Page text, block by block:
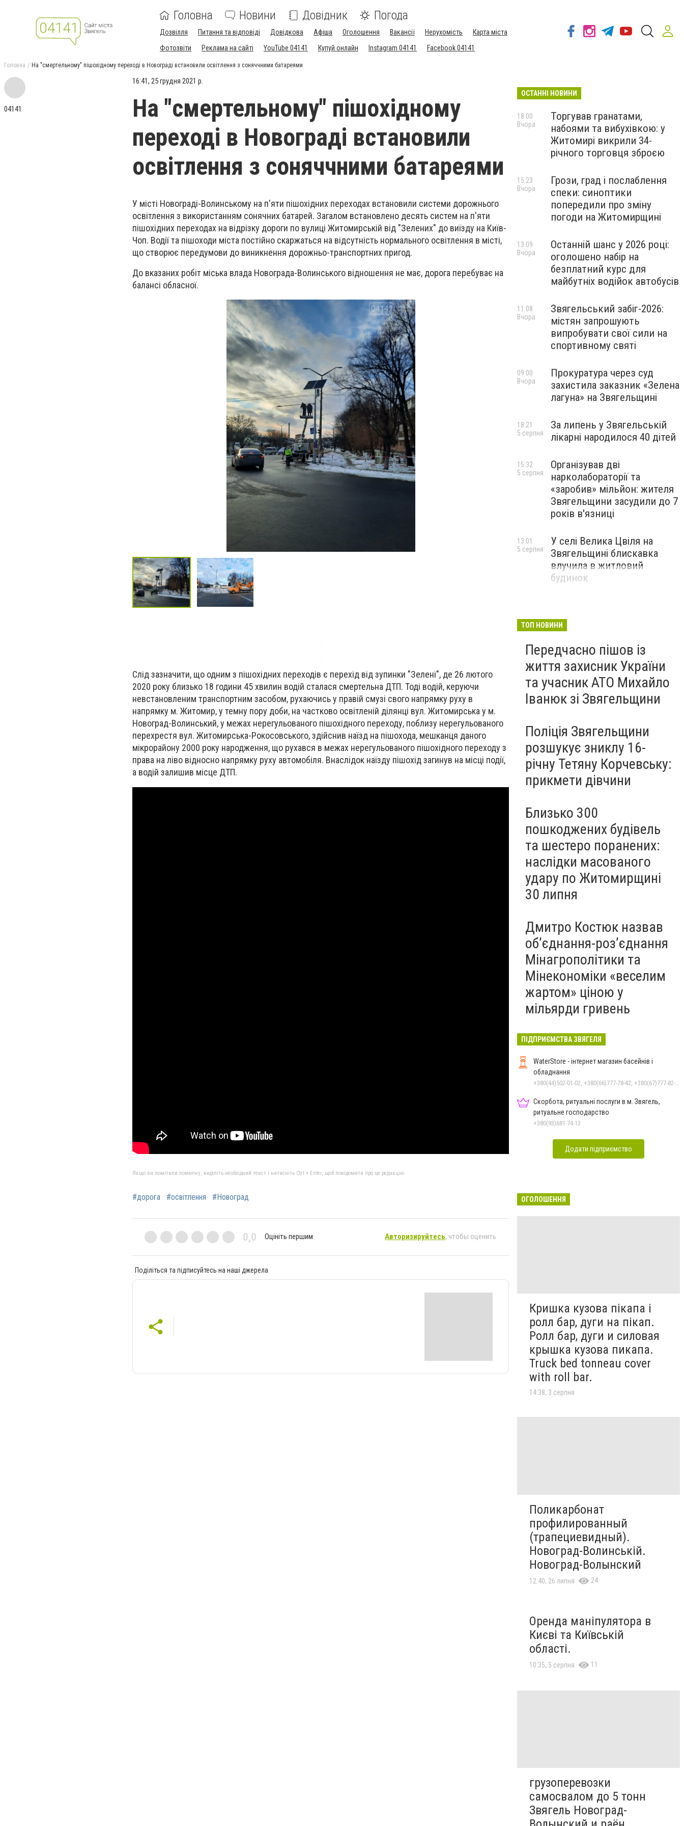
Головна Новини Довідник Погода
Дозвілля Питання та відповіді Довідкова Афіша Оголошення Вакансії Нерухомість
Карта міста
Фотозвіти
Реклама на сайті YouTube 04141 Купуй онлайн Instagram 04141 Facebook 04141
Головна На "смертельному" пішохідному переході в Новограді встановили освітлення з соняччними батареями
04141
16:41, 25 грудня 2021 р.
На "смертельному" пішохідному
переході в Новограді встановили
освітлення з соняччними батареями
У місті Новограді-Волинському на п'яти пішохідних переходах встановили системи дорожнього
освітлення з використанням сонячних батарей. Загалом встановлено десять систем на п'яти
пішохідних переходах на відрізку дороги по вулиці Житомирській від "Зелених" до виїзду на Київ-
Чоп. Водії та пішоходи міста постійно скаржаться на відсутність нормального освітлення в місті,
що створює передумови до виникнення дорожньо-транспортних пригод.
До вказаних робіт міська влада Новограда-Волинського відношення не має, дорога перебуває на
балансі обласної.
Слід зазначити, що одним з пішохідних переходів є перехід від зупинки "Зелені", де 26 лютого
2020 року близько 18 години 45 хвилин водій сталася смертельна ДТП. Тоді водій, керуючи
невстановленим транспортним засобом, рухаючись у правій смузі свого напрямку руху в
напрямку м. Житомир, у темну пору доби, на частково освітленій ділянці вул. Житомирська у м.
Новоград-Волинський, у межах нерегульованого пішохідного переходу, поблизу нерегульованого
перехрестя вул. Житомирська-Рокосовського, здійснив наїзд на пішохода, мешканця даного
мікрорайону 2000 року народження, що рухався в межах нерегульованого пішохідного переходу з
права на ліво відносно напрямку руху автомобіля. Внаслідок наїзду пішохід загинув на місці події,
а водій залишив місце ДТП.
Якщо ви помітили помилку, виділіть необхідний текст і натисніть Ctrl + Enter, щоб повідомити про це редакцію
#дорога #освітлення #Новоград
0,0 Оцініть першим Авторизируйтесь, чтобы оценить
Поділіться та підписуйтесь на наші джерела
ОСТАННІ НОВИНИ
Торгував гранатами,
набоями та вибухівкою: у
Житомирі викрили 34-
річного торговця зброєю
18:00
Вчора
Грози, град і послаблення
спеки: синоптики
попередили про зміну
погоди на Житомирщині
15:23
Вчора
Останній шанс у 2026 році:
оголошено набір на
безплатний курс для
майбутніх водійок автобусів
13:09
Вчора
Звягельський забіг-2026:
містян запрошують
випробувати свої сили на
спортивному святі
11:08
Вчора
Прокуратура через суд
захистила заказник «Зелена
лагуна» на Звягельщині
09:00
Вчора
За липень у Звягельській
лікарні народилося 40 дітей
18:21
5 серпня
Організував дві
нарколабораторії та
«заробив» мільйон: жителя
Звягельщини засудили до 7
років в'язниці
15:32
5 серпня
У селі Велика Цвіля на
Звягельщині блискавка
влучила в житловий
будинок
13:01
5 серпня
ТОП НОВИНИ
Передчасно пішов із
життя захисник України
та учасник АТО Михайло
Іванюк зі Звягельщини
Поліція Звягельщини
розшукує зниклу 16-
річну Тетяну Корчевську:
прикмети дівчини
Близько 300
пошкоджених будівель
та шестеро поранених:
наслідки масованого
удару по Житомирщині
30 липня
Дмитро Костюк назвав
об’єднання-роз’єднання
Мінагрополітики та
Мінекономіки «веселим
жартом» ціною у
мільярди гривень
ПІДПРИЄМСТВА ЗВЯГЕЛЯ
WaterStore - інтернет магазин басейнів і
обладнання
+380(44)502-01-02, +380(66)777-78-42, +380(67)777-82-19, +380(67)890-80-80, +380(73)890-80-80, +380(44)502-01-03
Скорбота, ритуальні послуги в м. Звягель,
ритуальне господарство
+380(93)681-74-13
Додати підприємство
ОГОЛОШЕННЯ
Кришка кузова пікапа і
ролл бар, дуги на пікап.
Ролл бар, дуги и силовая
крышка кузова пикапа.
Truck bed tonneau cover
with roll bar.
14:38, 3 серпня
Поликарбонат
профилированный
(трапециевидный).
Новоград-Волинській.
Новоград-Волынский
12:40, 26 липня 24
Оренда маніпулятора в
Києві та Київській
області.
10:35, 5 серпня 11
грузоперевозки
самосвалом до 5 тонн
Звягель Новоград-